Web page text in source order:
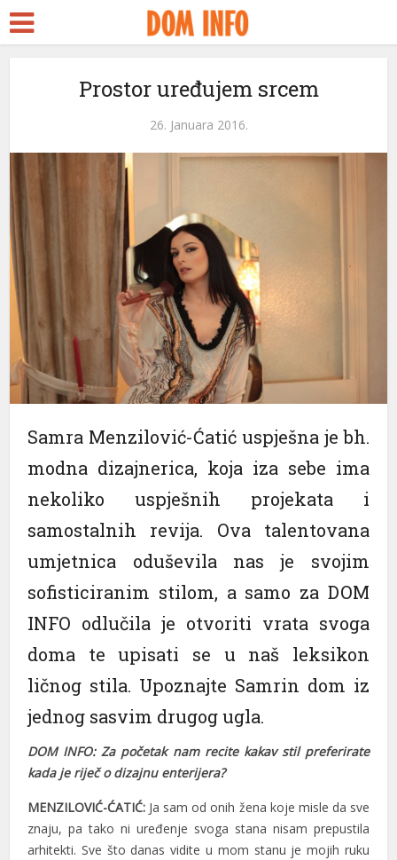
Prostor uređujem srcem
26. Januara 2016.
Samra Menzilović-Ćatić uspješna je bh.
modna dizajnerica, koja iza sebe ima
nekoliko uspješnih projekata i
samostalnih revija. Ova talentovana
umjetnica oduševila nas je svojim
sofisticiranim stilom, a samo za DOM
INFO odlučila je otvoriti vrata svoga
doma te upisati se u naš leksikon
ličnog stila. Upoznajte Samrin dom iz
jednog sasvim drugog ugla.
DOM INFO: Za početak nam recite kakav stil preferirate
kada je riječ o dizajnu enterijera?
MENZILOVIĆ-ĆATIĆ: Ja sam od onih žena koje misle da sve
znaju, pa tako ni uređenje svoga stana nisam prepustila
arhitekti. Sve što danas vidite u mom stanu je mojih ruku